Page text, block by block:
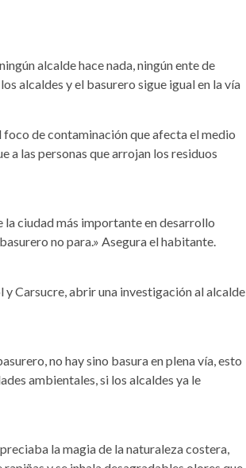
alcalde hace nada, ningún ente de
alcaldes y el basurero sigue igual en la vía
de contaminación que afecta el medio
a las personas que arrojan los residuos
la ciudad más importante en desarrollo
no para.» Asegura el habitante.
Carsucre, abrir una investigación al alcalde
no hay sino basura en plena vía, esto
ambientales, si los alcaldes ya le
la magia de la naturaleza costera,